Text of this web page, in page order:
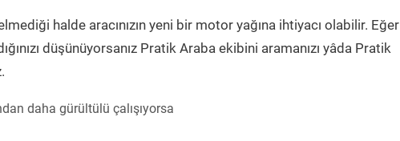
halde aracınızın yeni bir motor yağına ihtiyacı olabilir. Eğer
düşünüyorsanız Pratik Araba ekibini aramanızı yâda Pratik
daha gürültülü çalışıyorsa